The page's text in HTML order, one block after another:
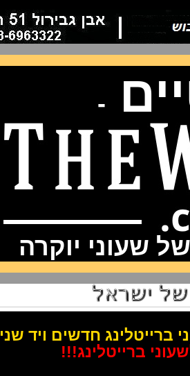
-
יוקרה
חדשים ויד שנייה
ברייטלינג!!!